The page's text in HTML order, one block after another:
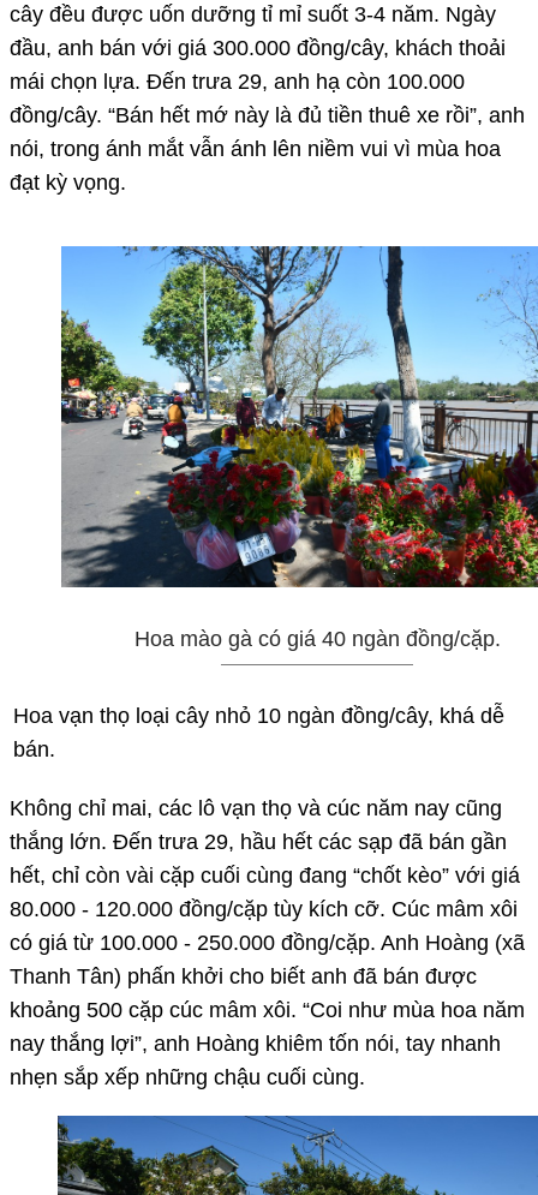
cây đều được uốn dưỡng tỉ mỉ suốt 3-4 năm. Ngày
đầu, anh bán với giá 300.000 đồng/cây, khách thoải
mái chọn lựa. Đến trưa 29, anh hạ còn 100.000
đồng/cây. “Bán hết mớ này là đủ tiền thuê xe rồi”, anh
nói, trong ánh mắt vẫn ánh lên niềm vui vì mùa hoa
đạt kỳ vọng.
Hoa mào gà có giá 40 ngàn đồng/cặp.
Hoa vạn thọ loại cây nhỏ 10 ngàn đồng/cây, khá dễ
bán.
Không chỉ mai, các lô vạn thọ và cúc năm nay cũng
thắng lớn. Đến trưa 29, hầu hết các sạp đã bán gần
hết, chỉ còn vài cặp cuối cùng đang “chốt kèo” với giá
80.000 - 120.000 đồng/cặp tùy kích cỡ. Cúc mâm xôi
có giá từ 100.000 - 250.000 đồng/cặp. Anh Hoàng (xã
Thanh Tân) phấn khởi cho biết anh đã bán được
khoảng 500 cặp cúc mâm xôi. “Coi như mùa hoa năm
nay thắng lợi”, anh Hoàng khiêm tốn nói, tay nhanh
nhẹn sắp xếp những chậu cuối cùng.